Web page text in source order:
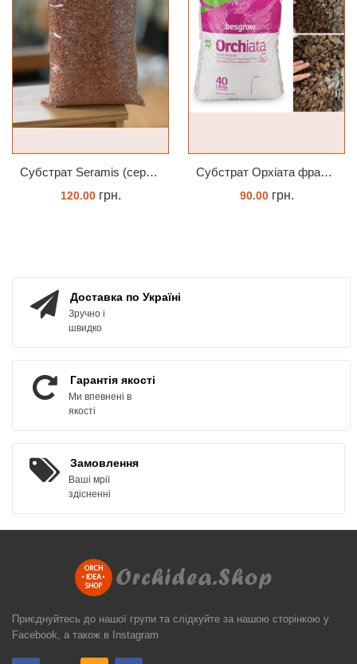
Субстрат Seramis (серамис) універсальний - гранульована глина стандартного разміра для всіх рослин 1 л
120.00грн.
Субстрат Орхіата фракція 9-12мм
90.00грн.
Доставка по Україні
Зручно і
швидко
Гарантія якості
Ми впевнені в
якості
Замовлення
Ваші мрії
здісненні
Приєднуйтесь до нашої групи та слідкуйте за нашою сторінкою у
Facebook, а також в Instagram